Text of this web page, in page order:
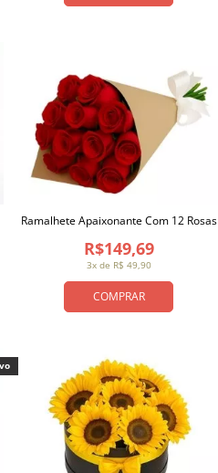
COMPRAR
3x de R$ 49,90
R$149,69
Ramalhete Apaixonante Com 12 Rosas